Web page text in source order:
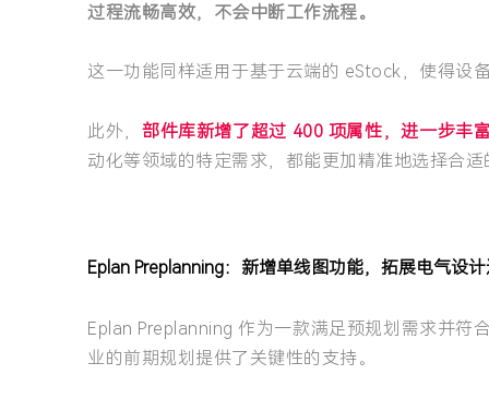
过程流畅高效，不会中断工作流程。
这一功能同样适用于基于云端的 eStock，使得设
此外， 部件库新增了超过 400 项属性，进一步丰
动化等领域的特定需求，都能更加精准地选择合
Eplan Preplanning：新增单线图功能，拓展电气设
Eplan Preplanning 作为一款满足预规划需求并符
业的前期规划提供了关键性的支持。